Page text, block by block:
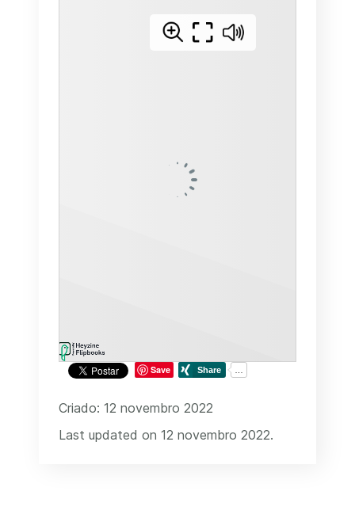
Save
Criado: 12 novembro 2022
Last updated on 12 novembro 2022.